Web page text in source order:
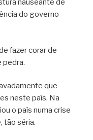
nauseante de
do governo
fazer corar de
pedra.
que
neste país. Na
o país numa crise
tão séria.